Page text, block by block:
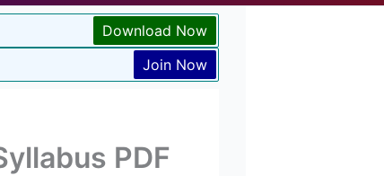
Download Now
Join Now
PDF